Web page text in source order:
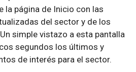
la página de Inicio con las
del sector y de los
simple vistazo a esta pantalla
segundos los últimos y
de interés para el sector.